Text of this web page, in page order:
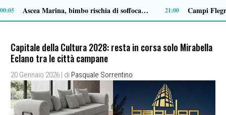
14:14 13:53
Capitale della Cultura 2028: resta in corsa solo Mirabella
Eclano tra le città campane
20 Gennaio 2026 | di Pasquale Sorrentino